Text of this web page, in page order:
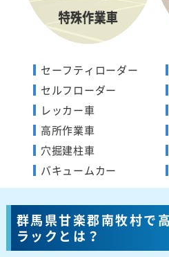
セーフティローダー
セルフローダー
レッカー車
高所作業車
穴掘建柱車
バキュームカー
群馬県甘楽郡南牧村で
ラックとは？